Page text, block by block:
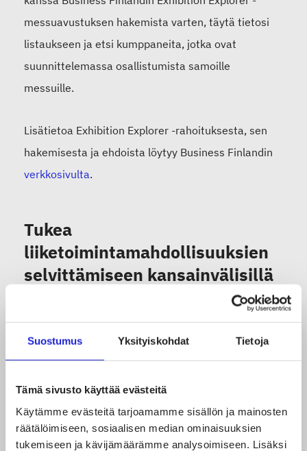
Suostumus Yksityiskohdat Tietoja
Tämä sivusto käyttää evästeitä
Käytämme evästeitä tarjoamamme sisällön ja mainosten
räätälöimiseen, sosiaalisen median ominaisuuksien
tukemiseen ja kävijämäärämme analysoimiseen. Lisäksi
messuavustuksen hakemista varten, täytä tietosi
listaukseen ja etsi kumppaneita, jotka ovat
suunnittelemassa osallistumista samoille
messuille.
Lisätietoa Exhibition Explorer -rahoituksesta, sen
hakemisesta ja ehdoista löytyy Business Finlandin
verkkosivulta.
Tukea
liiketoimintamahdollisuuksien
selvittämiseen kansainvälisillä
markkinoilla: Group Explorer
Group Explorer -rahoitus on tarkoitettu
yritysryhmille yhteisten
Business Finland myöntää rahoitusta 4‒10